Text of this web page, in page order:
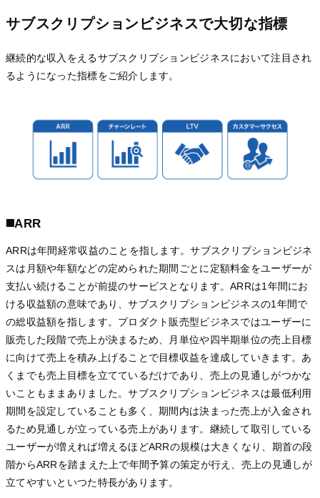
サブスクリプションビジネスで大切な指標
継続的な収入をえるサブスクリプションビジネスにおいて注目され
るようになった指標をご紹介します。
◼️ARR
ARRは年間経常収益のことを指します。サブスクリプションビジネ
スは月額や年額などの定められた期間ごとに定額料金をユーザーが
支払い続けることが前提のサービスとなります。ARRは1年間にお
ける収益額の意味であり、サブスクリプションビジネスの1年間で
の総収益額を指します。プロダクト販売型ビジネスではユーザーに
販売した段階で売上が決まるため、月単位や四半期単位の売上目標
に向けて売上を積み上げることで目標収益を達成していきます。あ
くまでも売上目標を立てているだけであり、売上の見通しがつかな
いこともままありました。サブスクリプションビジネスは最低利用
期間を設定していることも多く、期間内は決まった売上が入金され
るため見通しが立っている売上があります。継続して取引している
ユーザーが増えれば増えるほどARRの規模は大きくなり、期首の段
階からARRを踏まえた上で年間予算の策定が行え、売上の見通しが
立てやすいといつた特長があります。